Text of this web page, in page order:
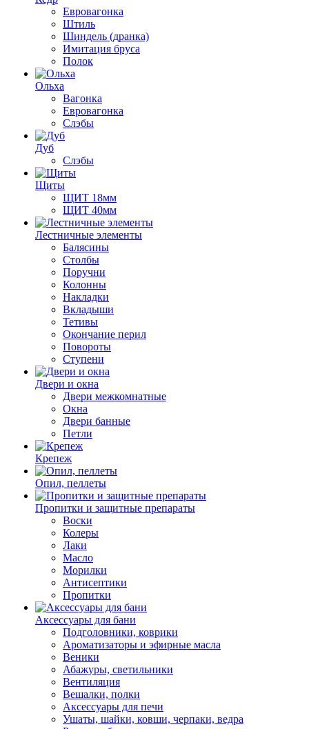
Евровагонка
Штиль
Шиндель (дранка)
Имитация бруса
Полок
Ольха
Вагонка
Евровагонка
Слэбы
Дуб
Слэбы
Щиты
ЩИТ 18мм
ЩИТ 40мм
Лестничные элементы
Балясины
Столбы
Поручни
Колонны
Накладки
Вкладыши
Тетивы
Окончание перил
Повороты
Ступени
Двери и окна
Двери межкомнатные
Окна
Двери банные
Петли
Крепеж
Опил, пеллеты
Пропитки и защитные препараты
Воски
Колеры
Лаки
Масло
Морилки
Антисептики
Пропитки
Аксессуары для бани
Подголовники, коврики
Ароматизаторы и эфирные масла
Веники
Абажуры, светильники
Вентиляция
Вешалки, полки
Аксессуары для печи
Ушаты, шайки, ковши, черпаки, ведра